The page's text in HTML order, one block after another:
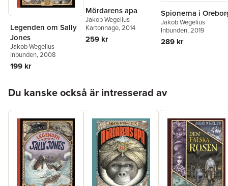
Legenden om Sally
Jones
Jakob Wegelius
Inbunden, 2008
199 kr
Mördarens apa
Jakob Wegelius
Kartonnage, 2014
259 kr
Spionerna i
Jakob Wegelius
Inbunden, 2019
289 kr
Du kanske också är intresserad av